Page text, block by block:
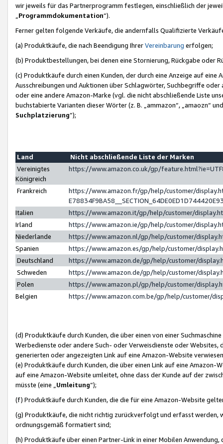
wir jeweils für das Partnerprogramm festlegen, einschließlich der
Programmdokumentation“).
Ferner gelten folgende Verkäufe, die andernfalls Qualifizierte
(a) Produktkäufe, die nach Beendigung IhrerVereinbarung erfolgen;
(b) Produktbestellungen, bei denen eine Stornierung, Rückgabe oder
(c) Produktkäufe durch einen Kunden, der durch eine Anzeige auf
Ausschreibungen und Auktionen über Schlagwörter, Suchbegriffe
oder eine andere Amazon-Marke (vgl. die nicht abschließende Liste
buchstabierte Varianten dieser Wörter (z. B. „ammazon“, „amaozn“
Suchplatzierung”);
Land
Nicht abschließende Liste der Marken
Vereinigtes
Königreich
https://www.amazon.co.uk/gp/
Frankreich
https://www.amazon.fr/gp/help/customer/
Italien
https://www.amazon.it/gp/help/customer/
Irland
https://www.amazon.ie/gp/help/customer/
Niederlande
https://www.amazon.nl/gp/help/customer/
Spanien
https://www.amazon.es/gp/help/customer/
Deutschland
https://www.amazon.de/gp/help/customer/
Schweden
https://www.amazon.de/gp/help/customer/
Polen
https://www.amazon.pl/gp/help/customer/
Belgien
https://www.amazon.com.be/gp/help/customer/
(d) Produktkäufe durch Kunden, die über einen von einer
Werbedienste oder andere Such- oder Verweisdienste oder Websites,
generierten oder angezeigten Link auf eine Amazon-Website
(e) Produktkäufe durch Kunden, die über einen Link auf eine
auf eine Amazon-Website umleitet, ohne dass der Kunde auf der
müsste (eine „ Umleitung“);
(f) Produktkäufe durch Kunden, die die für eine Amazon-Website
(g) Produktkäufe, die nicht richtig zurückverfolgt und erfasst werden,
ordnungsgemäß formatiert sind;
(h) Produktkäufe über einen Partner-Link in einer Mobilen